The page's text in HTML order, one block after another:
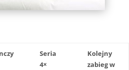
Seria
4×
Kolejny
zabieg w